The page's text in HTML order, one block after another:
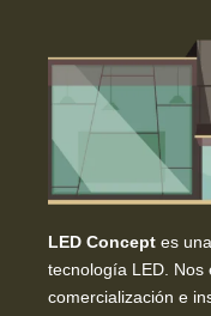
LED Concept es
tecnología LED. Nos
comercialización e